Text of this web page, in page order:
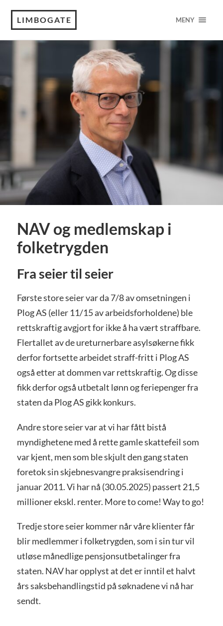
LIMBOGATE MENY
NAV og medlemskap i
folketrygden
Fra seier til seier
Første store seier var da 7/8 av omsetningen i
Plog AS (eller 11/15 av arbeidsforholdene) ble
rettskraftig avgjort for ikke å ha vært straffbare.
Flertallet av de ureturnerbare asylsøkerne fikk
derfor fortsette arbeidet straff-fritt i Plog AS
også etter at dommen var rettskraftig. Og disse
fikk derfor også utbetalt lønn og feriepenger fra
staten da Plog AS gikk konkurs.
Andre store seier var at vi har fått bistå
myndighetene med å rette gamle skattefeil som
var kjent, men som ble skjult den gang staten
foretok sin skjebnesvangre praksisendring i
januar 2011. Vi har nå (30.05.2025) passert 21,5
millioner ekskl. renter. More to come! Way to go!
Tredje store seier kommer når våre klienter får
blir medlemmer i folketrygden, som i sin tur vil
utløse månedlige pensjonsutbetalinger fra
staten. NAV har opplyst at det er inntil et halvt
års saksbehandlingstid på søknadene vi nå har
sendt.